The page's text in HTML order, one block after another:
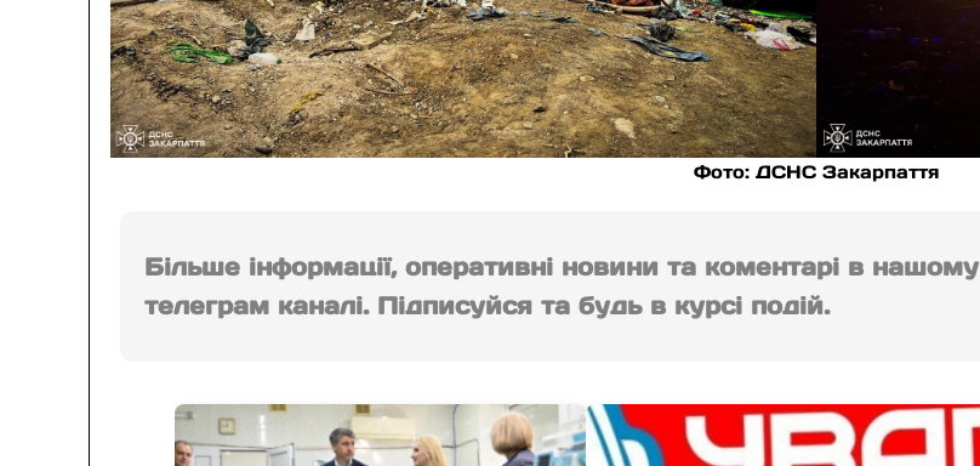
Фото: ДСНС Закарпаття
Більше інформації, оперативні новини та коментарі в нашому
телеграм каналі. Підписуйся та будь в курсі подій.